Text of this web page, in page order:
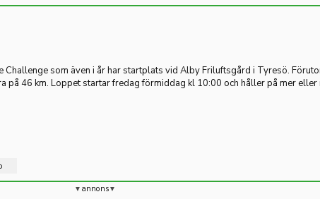
som även i år har startplats vid Alby Friluftsgård i Tyresö.
på 46 km. Loppet startar fredag förmiddag kl 10:00 och håller på mer eller
annons